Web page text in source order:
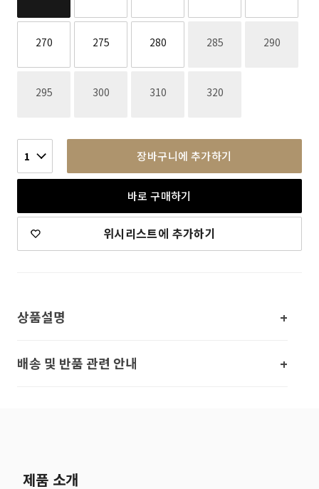
270 275 280 285재고없음 290재고없음
295재고없음 300재고없음 310재고없음 320재고없음
1 장바구니에 추가하기
바로 구매하기
위시리스트에 추가하기
상품설명
배송 및 반품 관련 안내
제품 소개